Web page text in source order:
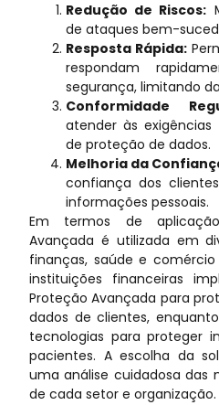
Redução de Riscos:
de ataques bem-
Resposta Rápida:
respondam
segurança, limitando
Conformidade
atender às
de proteção de dados.
Melhoria da
confiança dos
informações pessoais.
Em termos de
Avançada é utilizada em
finanças, saúde e
instituições financeiras
Proteção Avançada para
dados de clientes,
tecnologias para proteger
pacientes. A escolha da
uma análise cuidadosa das
de cada setor e organização.